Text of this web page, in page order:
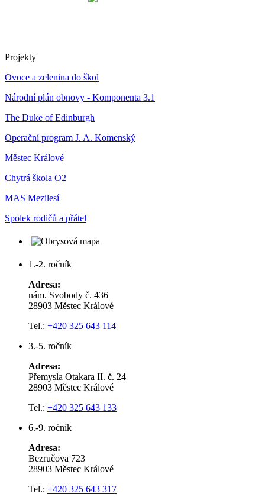
Projekty
Ovoce a zelenina do škol
Národní plán obnovy - Komponenta 3.1
The Duke of Edinburgh
Operační program J. A. Komenský
Městec Králové
Chytrá škola O2
MAS Mezilesí
Spolek rodičů a přátel
1.-2. ročník
Adresa:
nám. Svobody č. 436
28903 Městec Králové
Tel.: +420 325 643 114
3.-5. ročník
Adresa:
Přemysla Otakara II. č. 24
28903 Městec Králové
Tel.: +420 325 643 133
6.-9. ročník
Adresa:
Bezručova 723
28903 Městec Králové
Tel.: +420 325 643 317